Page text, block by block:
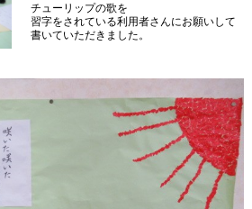
チューリップの歌を
習字をされている利用者さんにお願いして
書いていただきました。